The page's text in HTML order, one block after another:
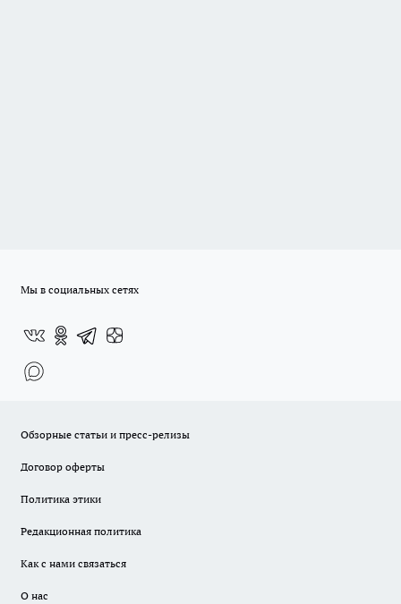
Мы в социальных сетях
Обзорные статьи и пресс-релизы
Договор оферты
Политика этики
Редакционная политика
Как с нами связаться
О нас